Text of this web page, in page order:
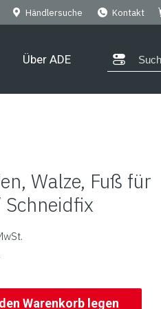
Händlersuche Kontakt
Über ADE
Walze, Fuß für
Warenkorb legen